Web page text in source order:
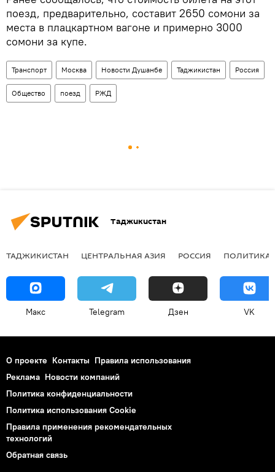
поезд, предварительно, составит 2650 сомони за
места в плацкартном вагоне и примерно 3000
сомони за купе.
Транспорт Москва Новости Душанбе Таджикистан Россия
Общество поезд РЖД
Таджикистан
ТАДЖИКИСТАН ЦЕНТРАЛЬНАЯ АЗИЯ РОССИЯ ПОЛИТИКА
Макс Telegram Дзен VK
О проекте Контакты Правила использования
Реклама Новости компаний
Политика конфиденциальности
Политика использования Cookie
Правила применения рекомендательных
технологий
Обратная связь